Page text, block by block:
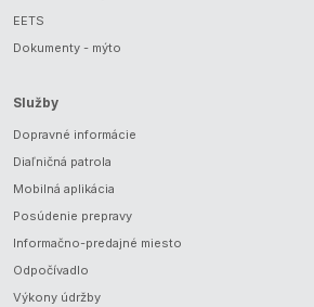
EETS
Dokumenty - mýto
Služby
Dopravné informácie
Diaľničná patrola
Mobilná aplikácia
Posúdenie prepravy
Informačno-predajné miesto
Odpočívadlo
Výkony údržby